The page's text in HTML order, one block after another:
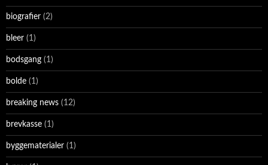
biografier (2)
bleer (1)
bodsgang (1)
bolde (1)
breaking news (12)
brevkasse (1)
byggematerialer (1)